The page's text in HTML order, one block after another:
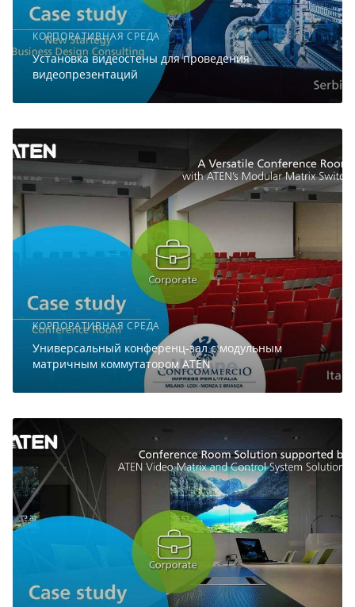
КОРПОРАТИВНАЯ СРЕДА
Установка видеостены для проведения
видеопрезентаций
КОРПОРАТИВНАЯ СРЕДА
Универсальный конференц-зал с модульным
матричным коммутатором ATEN